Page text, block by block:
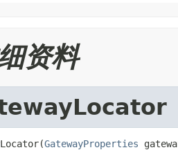
资料
GatewayProperties